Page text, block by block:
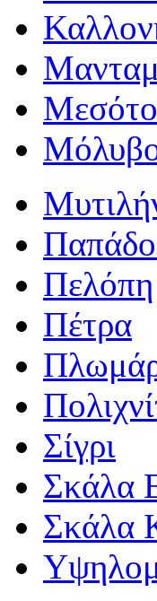
Πελόπη
Πέτρα
Σίγρι
Σκάλα
Σκάλα